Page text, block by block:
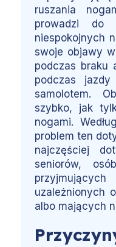
ruszania
prowadzi do
niespokojnych
swoje objawy
podczas braku
podczas
samolotem.
szybko, jak
nogami.
problem ten
najczęściej
seniorów,
uzależnionych
albo mających